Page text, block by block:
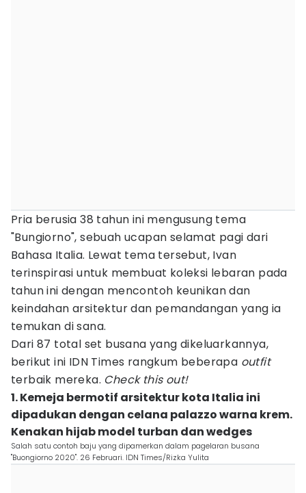
Pria berusia 38 tahun ini mengusung tema
"Bungiorno", sebuah ucapan selamat pagi dari
Bahasa Italia. Lewat tema tersebut, Ivan
terinspirasi untuk membuat koleksi lebaran pada
tahun ini dengan mencontoh keunikan dan
keindahan arsitektur dan pemandangan yang ia
temukan di sana.
Dari 87 total set busana yang dikeluarkannya,
berikut ini IDN Times rangkum beberapa outfit
terbaik mereka. Check this out!
1. Kemeja bermotif arsitektur kota Italia ini
dipadukan dengan celana palazzo warna krem.
Kenakan hijab model turban dan wedges
Salah satu contoh baju yang dipamerkan dalam pagelaran busana
"Buongiorno 2020". 26 Februari. IDN Times/Rizka Yulita